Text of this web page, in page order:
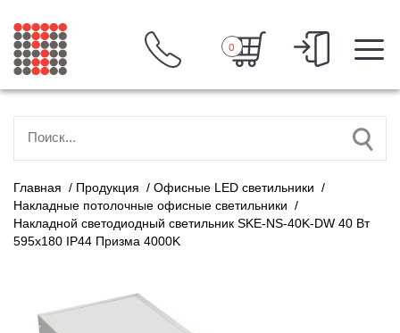
0
Главная / Продукция / Офисные LED светильники /
Накладные потолочные офисные светильники /
Накладной светодиодный светильник SKE-NS-40K-DW 40 Вт
595x180 IP44 Призма 4000K